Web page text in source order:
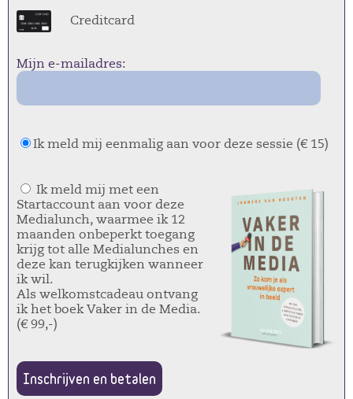
Creditcard
Mijn e-mailadres:
Ik meld mij eenmalig aan voor deze sessie (€ 15)
Ik meld mij met een
Startaccount aan voor deze
Medialunch, waarmee ik 12
maanden onbeperkt toegang
krijg tot alle Medialunches en
deze kan terugkijken wanneer
ik wil.
Als welkomstcadeau ontvang
ik het boek Vaker in de Media.
(€ 99,-)
Inschrijven en betalen